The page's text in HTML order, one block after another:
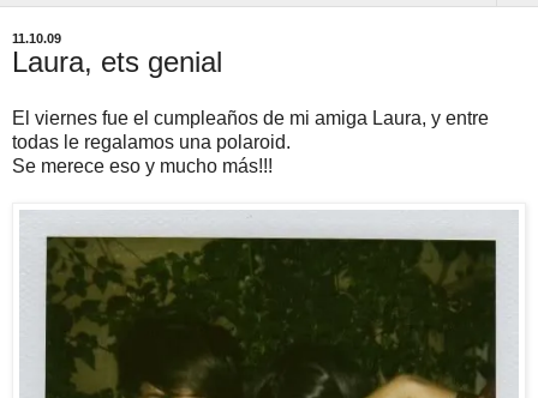
11.10.09
Laura, ets genial
El viernes fue el cumpleaños de mi amiga Laura, y entre
todas le regalamos una polaroid.
Se merece eso y mucho más!!!